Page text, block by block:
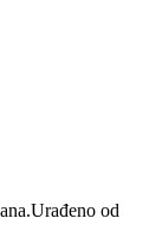
Urađeno od